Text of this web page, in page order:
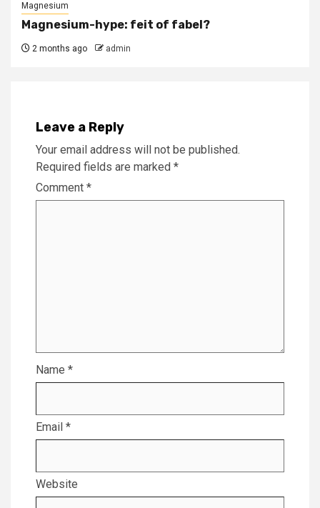
Magnesium
Magnesium-hype: feit of fabel?
2 months ago admin
Leave a Reply
Your email address will not be published.
Required fields are marked *
Comment *
Name *
Email *
Website